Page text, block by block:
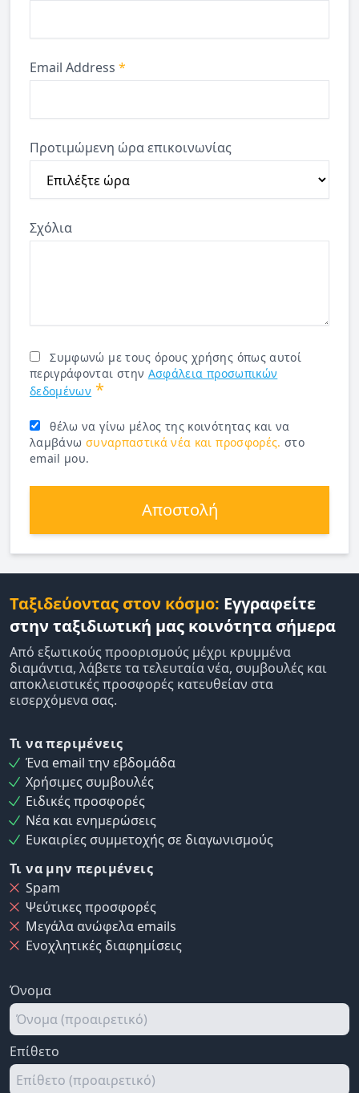
Email Address *
Προτιμώμενη ώρα επικοινωνίας
Σχόλια
Συμφωνώ με τους όρους χρήσης όπως αυτοί
περιγράφονται στην Ασφάλεια προσωπικών
δεδομένων *
θέλω να γίνω μέλος της κοινότητας και να
λαμβάνω συναρπαστικά νέα και προσφορές. στο
email μου.
Αποστολή
Ταξιδεύοντας στον κόσμο: Εγγραφείτε
στην ταξιδιωτική μας κοινότητα σήμερα
Από εξωτικούς προορισμούς μέχρι κρυμμένα
διαμάντια, λάβετε τα τελευταία νέα, συμβουλές και
αποκλειστικές προσφορές κατευθείαν στα
εισερχόμενα σας.
Τι να περιμένεις
Ένα email την εβδομάδα
Χρήσιμες συμβουλές
Ειδικές προσφορές
Νέα και ενημερώσεις
Ευκαιρίες συμμετοχής σε διαγωνισμούς
Τι να μην περιμένεις
Spam
Ψεύτικες προσφορές
Μεγάλα ανώφελα emails
Ενοχλητικές διαφημίσεις
Όνομα
Επίθετο